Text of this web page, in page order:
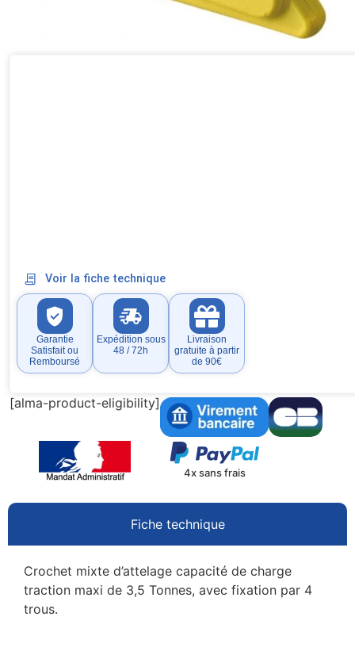
Voir la fiche technique
Garantie
Satisfait ou
Remboursé
Expédition sous
48 / 72h
Livraison
gratuite à partir
de 90€
[alma-product-eligibility]
4x sans frais
Fiche technique
Crochet mixte d’attelage capacité de charge
traction maxi de 3,5 Tonnes, avec fixation par 4
trous.